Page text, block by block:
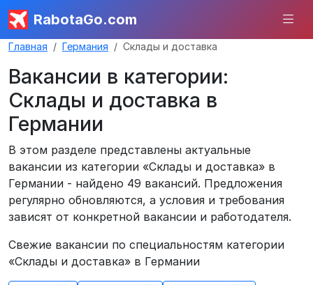
RabotaGo.com
Главная Германия Склады и доставка
Вакансии в категории:
Склады и доставка в
Германии
В этом разделе представлены актуальные
вакансии из категории «Склады и доставка» в
Германии - найдено 49 вакансий. Предложения
регулярно обновляются, а условия и требования
зависят от конкретной вакансии и работодателя.
Свежие вакансии по специальностям категории
«Склады и доставка» в Германии